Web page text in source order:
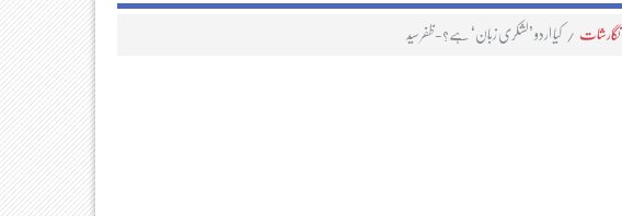
نگارشات / کیا اردو ’لشکری زبان‘ ہے؟-ظفر سیّد